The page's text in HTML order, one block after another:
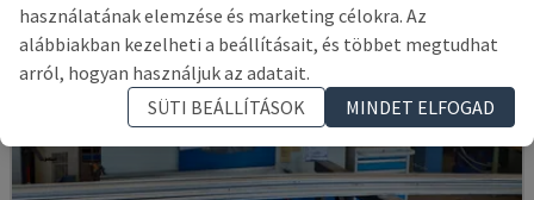
használatának elemzése és marketing célokra. Az
alábbiakban kezelheti a beállításait, és többet megtudhat
arról, hogyan használjuk az adatait.
SÜTI BEÁLLÍTÁSOK
MINDET ELFOGAD